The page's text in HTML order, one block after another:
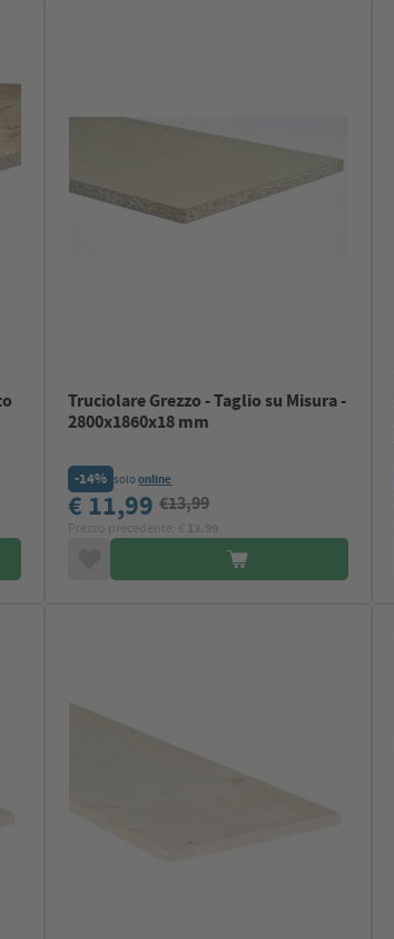
Truciolare Grezzo - Taglio su Misura -
2800x1860x18 mm
-14% soloonline
€ 11,99€13,99